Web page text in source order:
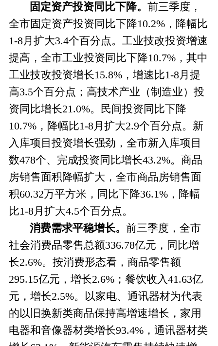
固定资产投资同比下降。 前三季度，
全市固定资产投资同比下降10.2%，降幅比
1-8月扩大3.4个百分点。工业技改投资增速
提高，全市工业投资同比下降10.7%，其中
工业技改投资增长15.8%，增速比1-8月提
高3.5个百分点；高技术产业（制造业）投
资同比增长21.0%。民间投资同比下降
10.7%，降幅比1-8月扩大2.9个百分点。新
入库项目投资增长强劲，全市新入库项目
数478个、完成投资同比增长43.2%。商品
房销售面积降幅扩大，全市商品房销售面
积60.32万平方米，同比下降36.1%，降幅
比1-8月扩大4.5个百分点。
消费需求平稳增长。 前三季度，全市
社会消费品零售总额336.78亿元，同比增
长2.6%。 按消费形态看， 商品零售额
295.15亿元，增长2.6%；餐饮收入41.63亿
元，增长2.5%。以家电、通讯器材为代表
的以旧换新类商品保持高增速增长，家用
电器和音像器材类增长93.4%，通讯器材类